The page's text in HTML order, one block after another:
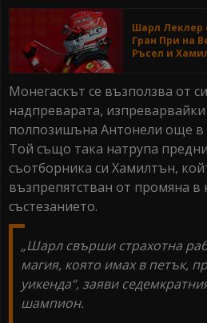
Шарл Леклер
Гран При на
Ръсел и
Монегаскът се възползва от
надпреварата,
полпозишъна Антонели още в
Той също така натрупа
съотборника си Хамилтън,
възпрепятстван от промяна в
състезанието.
„Шарл свърши страхотна
магия, която имах в петък,
уикенда“, заяви
шампион.